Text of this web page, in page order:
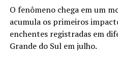
O fenômeno chega em um
acumula os primeiros
enchentes registradas em
Grande do Sul em julho.